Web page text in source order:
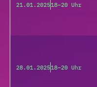
21.01.202518–20 Uhr
28.01.202518–20 Uhr